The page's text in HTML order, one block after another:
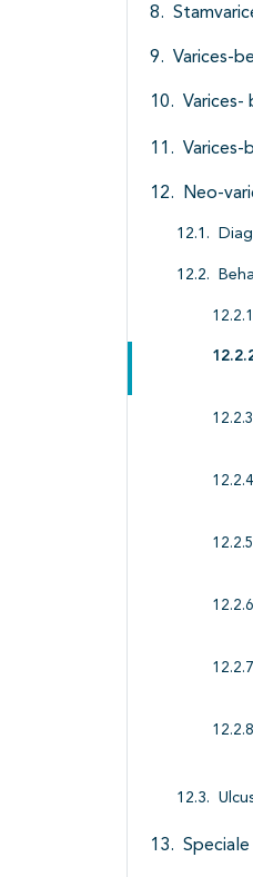
Varices-
Varices-
Varices-
Neo-